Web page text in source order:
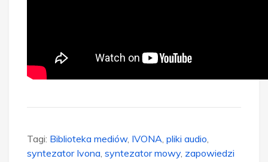
Tagi: Biblioteka mediów, IVONA pliki audio
syntezator Ivona syntezator mowy, zapowiedzi